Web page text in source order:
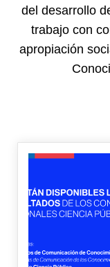
del desarrollo
trabajo con
apropiación